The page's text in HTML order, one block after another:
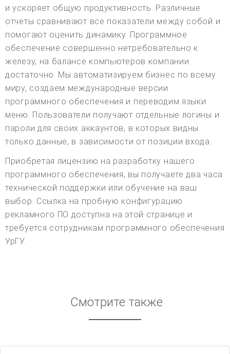
и ускоряет общую продуктивность. Различные
отчеты сравнивают все показатели между собой и
помогают оценить динамику. Программное
обеспечение совершенно нетребовательно к
железу, на балансе компьютеров компании
достаточно. Мы автоматизируем бизнес по всему
миру, создаем международные версии
программного обеспечения и переводим языки
меню. Пользователи получают отдельные логины и
пароли для своих аккаунтов, в которых видны
только данные, в зависимости от позиции входа.
Приобретая лицензию на разработку нашего
программного обеспечения, вы получаете два часа
технической поддержки или обучение на ваш
выбор. Ссылка на пробную конфигурацию
рекламного ПО доступна на этой странице и
требуется сотрудникам программного обеспечения
УрГУ.
Смотрите также